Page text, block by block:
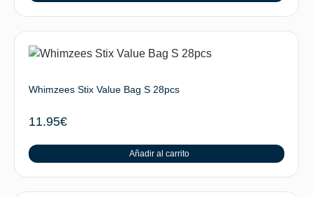
Whimzees Stix Value Bag S 28pcs
11.95€
Añadir al carrito